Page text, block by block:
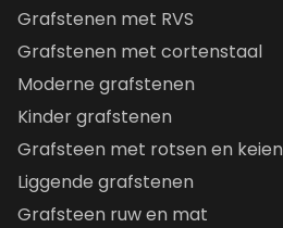
Grafstenen met RVS
Grafstenen met cortenstaal
Moderne grafstenen
Kinder grafstenen
Grafsteen met rotsen en keien
Liggende grafstenen
Grafsteen ruw en mat